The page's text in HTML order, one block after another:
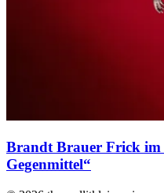
Brandt Brauer Frick im
Gegenmittel“